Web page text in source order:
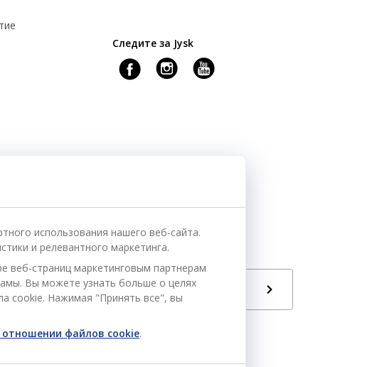
Следите за Jysk
Язык
РУ
использования нашего веб-сайта.
и релевантного маркетинга.
веб-страниц маркетинговым партнерам
Вы можете узнать больше о целях
cookie. Нажимая "Принять все", вы
отношении файлов cookie.